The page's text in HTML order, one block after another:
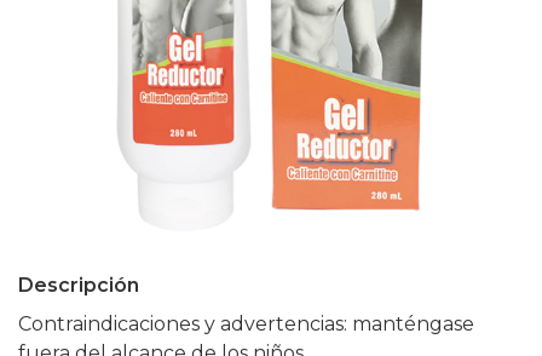
Descripción
Contraindicaciones y advertencias: manténgase